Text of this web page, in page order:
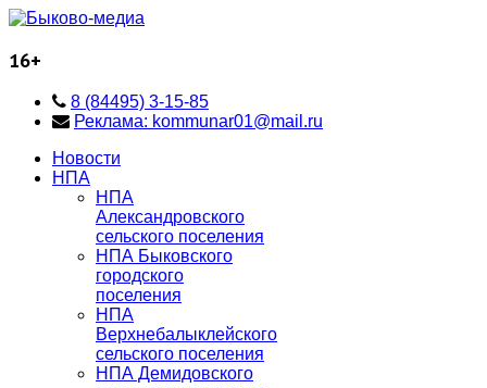
16+
8 (84495) 3-15-85
Реклама: kommunar01@mail.ru
Новости
НПА
НПА
Александровского
сельского поселения
НПА Быковского
городского
поселения
НПА
Верхнебалыклейского
сельского поселения
НПА Демидовского